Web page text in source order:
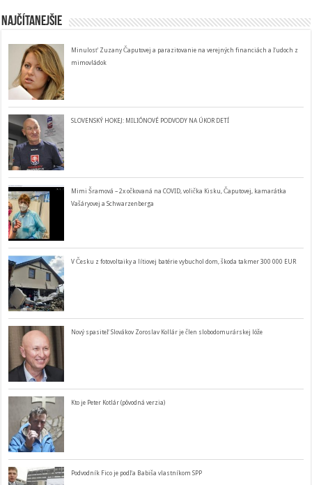
Najčítanejšie
Minulosť Zuzany Čaputovej a parazitovanie na verejných financiách a ľudoch z
mimovládok
SLOVENSKÝ HOKEJ: MILIÓNOVÉ PODVODY NA ÚKOR DETÍ
Mimi Šramová – 2x očkovaná na COVID, volička Kisku, Čaputovej, kamarátka
Vašáryovej a Schwarzenberga
V Česku z fotovoltaiky a lítiovej batérie vybuchol dom, škoda takmer 300 000 EUR
Nový spasiteľ Slovákov Zoroslav Kollár je člen slobodomurárskej lóže
Kto je Peter Kotlár (pôvodná verzia)
Podvodník Fico je podľa Babiša vlastníkom SPP